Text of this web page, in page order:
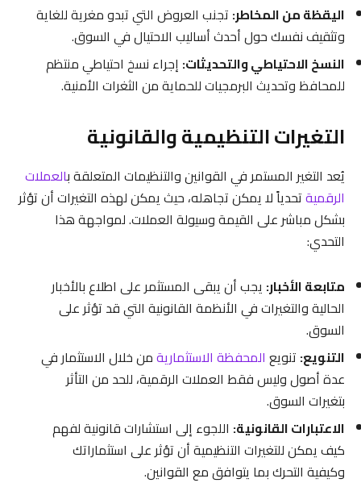
اليقظة من المخاطر: تجنب العروض التي تبدو مغرية للغاية
وتثقيف نفسك حول أحدث أساليب الاحتيال في السوق.
النسخ الاحتياطي والتحديثات: إجراء نسخ احتياطي منتظم
للمحافظ وتحديث البرمجيات للحماية من الثغرات الأمنية.
التغيرات التنظيمية والقانونية
يُعد التغير المستمر في القوانين والتنظيمات المتعلقة بالعملات
الرقميةتحدياً لا يمكن تجاهله، حيث يمكن لهذه التغيرات أن تؤثر
بشكل مباشر على القيمة وسيولة العملات. لمواجهة هذا
التحدي:
متابعة الأخبار: يجب أن يبقى المستثمر على اطلاع بالأخبار
الحالية والتغيرات في الأنظمة القانونية التي قد تؤثر على
السوق.
التنويع: تنويع المحفظة الاستثماريةمن خلال الاستثمار في
عدة أصول وليس فقط العملات الرقمية، للحد من التأثر
بتغيرات السوق.
الاعتبارات القانونية: اللجوء إلى استشارات قانونية لفهم
كيف يمكن للتغيرات التنظيمية أن تؤثر على استثماراتك
وكيفية التحرك بما يتوافق مع القوانين.